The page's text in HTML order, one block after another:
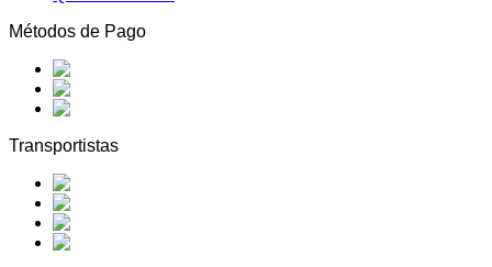
Métodos de Pago
Transportistas